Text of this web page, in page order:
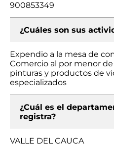
900853349
¿Cuáles son sus
Expendio a la mesa de
Comercio al por menor
pinturas y productos de
especializados
¿Cuál es el
registra?
VALLE DEL CAUCA